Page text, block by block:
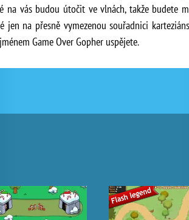
na vás budou útočit ve vlnách, takže budete
na přesně vymezenou souřadnici
Game Over Gopher uspějete.